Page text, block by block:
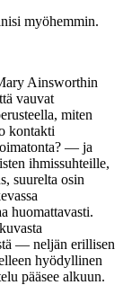
myöhemmin.
Ainsworthin
vauvat
miten
kontakti
— ja
ihmissuhteille,
suurelta osin
huomattavasti.
— neljän erillisen
hyödyllinen
pääsee alkuun.